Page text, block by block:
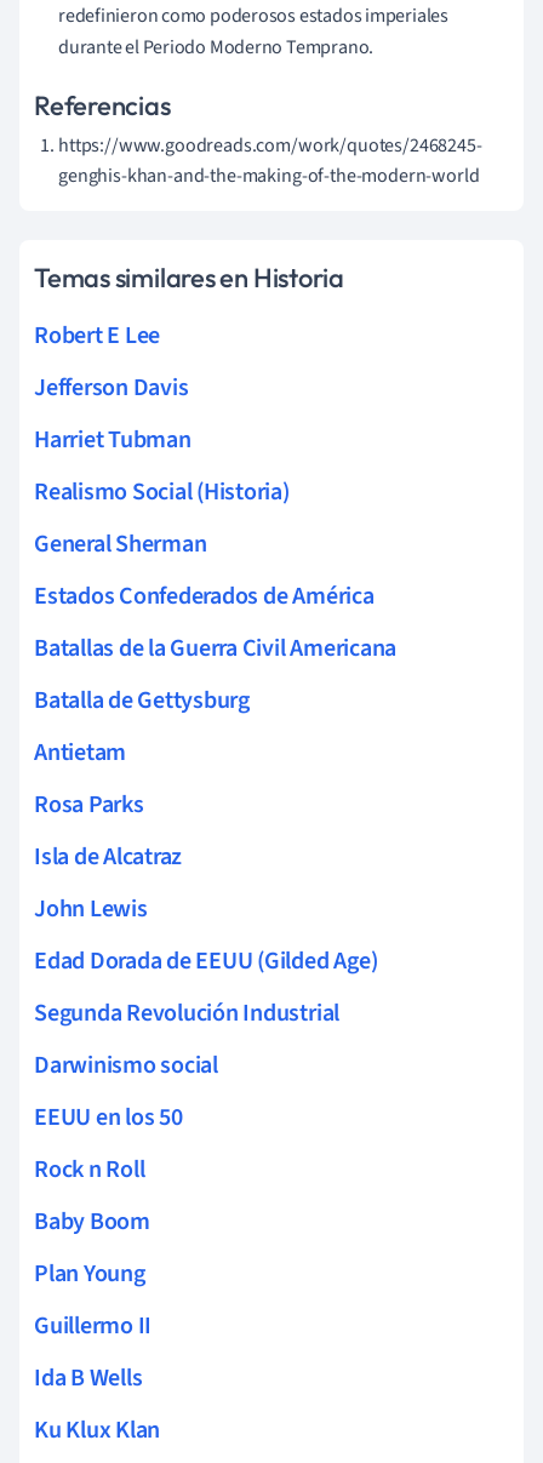
redefinieron como poderosos estados imperiales
durante el Periodo Moderno Temprano.
Referencias
https://www.goodreads.com/work/quotes/2468245-
genghis-khan-and-the-making-of-the-modern-world
Temas similares en Historia
Robert E Lee
Jefferson Davis
Harriet Tubman
Realismo Social (Historia)
General Sherman
Estados Confederados de América
Batallas de la Guerra Civil Americana
Batalla de Gettysburg
Antietam
Rosa Parks
Isla de Alcatraz
John Lewis
Edad Dorada de EEUU (Gilded Age)
Segunda Revolución Industrial
Darwinismo social
EEUU en los 50
Rock n Roll
Baby Boom
Plan Young
Guillermo II
Ida B Wells
Ku Klux Klan